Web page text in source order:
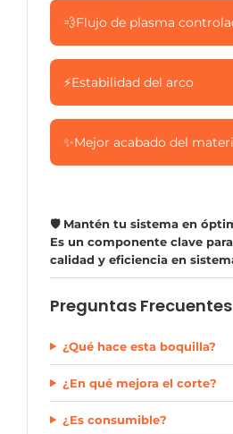
💨Flujo de plasma
⚡Estabilidad del arco
✨Mejor acabado del
🛡️ Mantén tu sistema en
Es un componente clave
calidad y eficiencia en
Preguntas Frecuentes
¿Qué hace esta boquilla?
¿En qué mejora el corte?
¿Es consumible?